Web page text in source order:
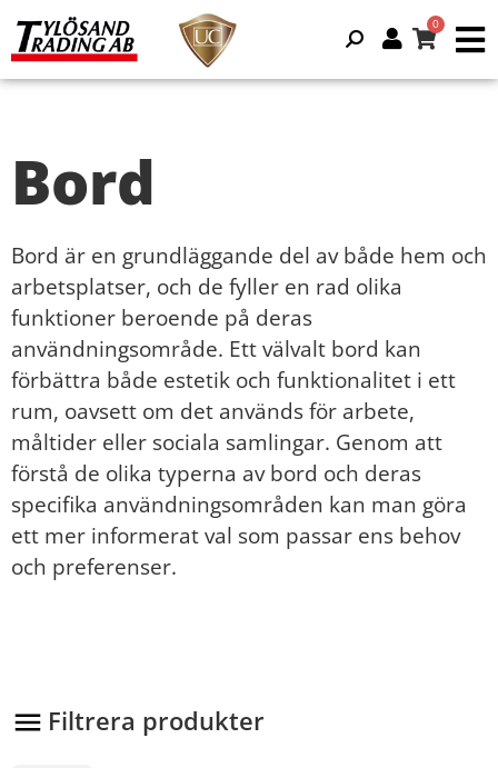
Bord
Bord är en grundläggande del av både hem och
arbetsplatser, och de fyller en rad olika
funktioner beroende på deras
användningsområde. Ett välvalt bord kan
förbättra både estetik och funktionalitet i ett
rum, oavsett om det används för arbete,
måltider eller sociala samlingar. Genom att
förstå de olika typerna av bord och deras
specifika användningsområden kan man göra
ett mer informerat val som passar ens behov
och preferenser.
Filtrera produkter